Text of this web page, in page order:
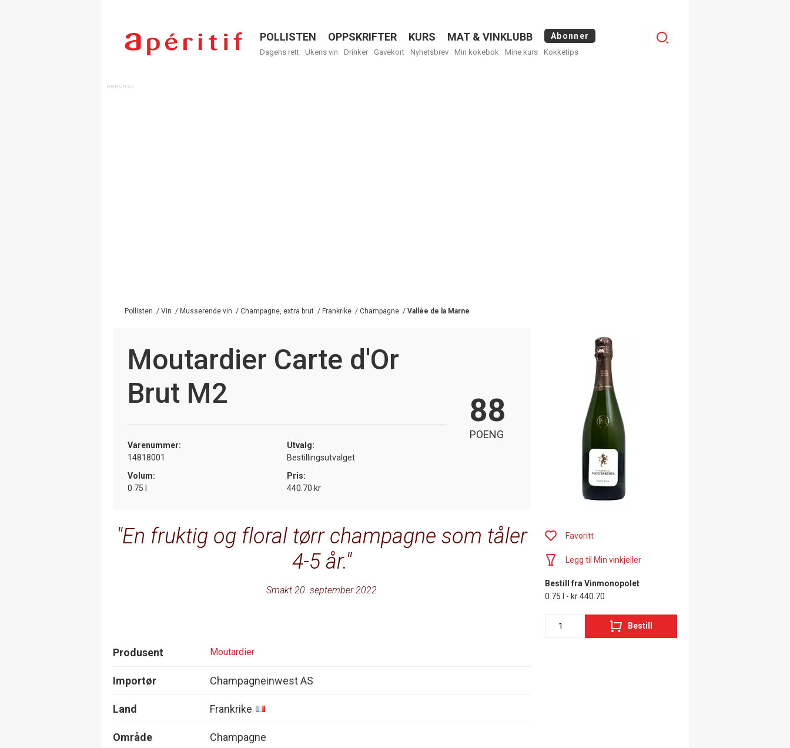
Menu
POLLISTEN OPPSKRIFTER KURS MAT & VINKLUBB Abonner
Dagens rett Ukens vin Drinker Gavekort Nyhetsbrev Min kokebok Mine kurs Kokketips
Menu
Pollisten / Vin / Musserende vin / Champagne, extra brut / Frankrike / Champagne / Vallée de la Marne
Moutardier Carte d'Or
Brut M2
Varenummer:
14818001
Utvalg:
Bestillingsutvalget
Volum:
0.75 l
Pris:
440.70 kr
88
POENG
En fruktig og floral tørr champagne som tåler
4-5 år.
Smakt 20. september 2022
Produsent Moutardier
Importør Champagneinwest AS
Land Frankrike
Område Champagne
Favoritt
Legg til Min vinkjeller
Bestill fra Vinmonopolet
0.75 l - kr 440.70
Bestill